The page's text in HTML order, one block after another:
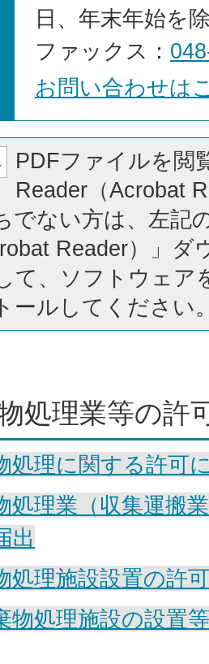
日、年末年始を
ファックス：
お問い合わせは
PDFファイルを閲
Reader（Acrobat
でない方は、左記
Reader）」ダ
て、ソフトウェア
ールしてください
処理業等の許
処理に関する許可
処理業（収集運搬
出
処理施設設置の許
物処理施設の設置